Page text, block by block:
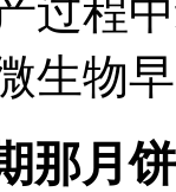
过程
生物
那月